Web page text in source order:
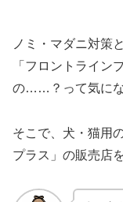
ノミ・マダニ対策
「フロントライン
の……？って気にな
そこで、犬・猫用
プラス」の販売店